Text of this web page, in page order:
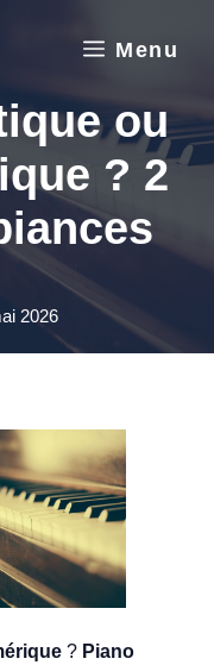
Menu
ou
? 2
2026
? Piano